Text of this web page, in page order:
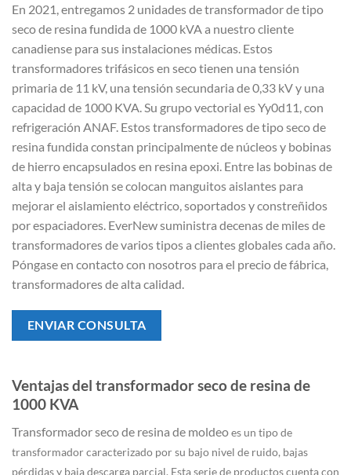
En 2021, entregamos 2 unidades de transformador de tipo
seco de resina fundida de 1000 kVA a nuestro cliente
canadiense para sus instalaciones médicas. Estos
transformadores trifásicos en seco tienen una tensión
primaria de 11 kV, una tensión secundaria de 0,33 kV y una
capacidad de 1000 KVA. Su grupo vectorial es Yy0d11, con
refrigeración ANAF. Estos transformadores de tipo seco de
resina fundida constan principalmente de núcleos y bobinas
de hierro encapsulados en resina epoxi. Entre las bobinas de
alta y baja tensión se colocan manguitos aislantes para
mejorar el aislamiento eléctrico, soportados y constreñidos
por espaciadores. EverNew suministra decenas de miles de
transformadores de varios tipos a clientes globales cada año.
Póngase en contacto con nosotros para el precio de fábrica,
transformadores de alta calidad.
ENVIAR CONSULTA
Ventajas del transformador seco de resina de
1000 KVA
Transformador seco de resina de moldeoes un tipo de
transformador caracterizado por su bajo nivel de ruido, bajas
pérdidas y baja descarga parcial. Esta serie de productos cuenta con